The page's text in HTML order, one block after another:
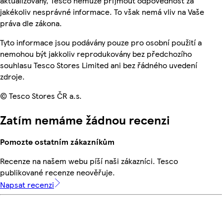
jakékoliv nesprávné informace. To však nemá vliv na Vaše
práva dle zákona.
Tyto informace jsou podávány pouze pro osobní použití a
nemohou být jakkoliv reprodukovány bez předchozího
souhlasu Tesco Stores Limited ani bez řádného uvedení
zdroje.
© Tesco Stores ČR a.s.
Zatím nemáme žádnou recenzi
Pomozte ostatním zákazníkům
Recenze na našem webu píší naši zákazníci. Tesco
publikované recenze neověřuje.
Napsat recenzi